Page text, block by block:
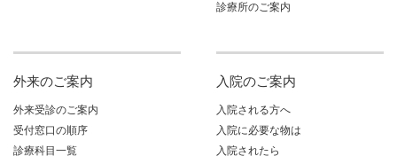
診療所のご案内
外来のご案内
外来受診のご案内
受付窓口の順序
診療科目一覧
入院のご案内
入院される方へ
入院に必要な物は
入院されたら